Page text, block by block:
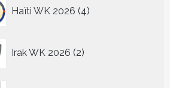
Haïti WK 2026 4
producten
Irak WK 2026 2
producten